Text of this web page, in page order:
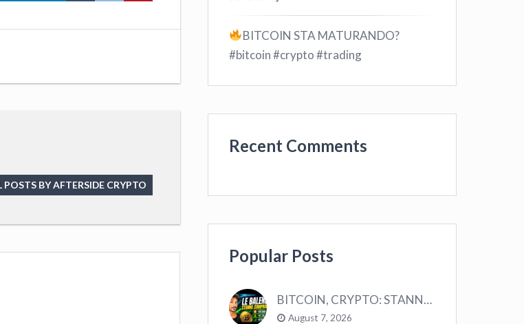
POSTS BY AFTERSIDE CRYPTO
BITCOIN STA MATURANDO?
#bitcoin #crypto #trading
Recent Comments
Popular Posts
BITCOIN, CRYPTO: STANNO COMPRANDO TUTTI (GUARDA QUESTI DATI), EPPURE…
August 7, 2026